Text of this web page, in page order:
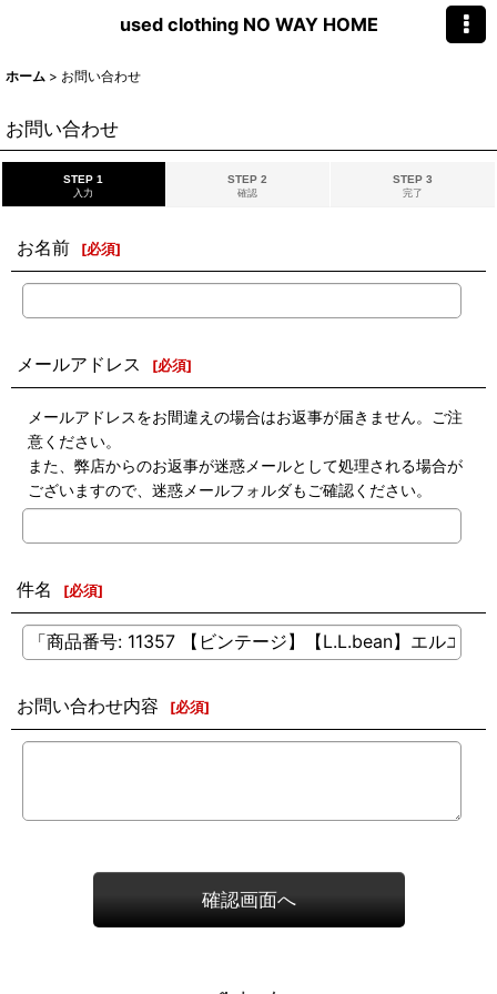
used clothing NO WAY HOME
ホーム > お問い合わせ
お問い合わせ
STEP 1
入力
STEP 2
確認
STEP 3
完了
お名前 [必須]
メールアドレス [必須]
メールアドレスをお間違えの場合はお返事が届きません。ご注
意ください。
また、弊店からのお返事が迷惑メールとして処理される場合が
ございますので、迷惑メールフォルダもご確認ください。
件名 [必須]
お問い合わせ内容 [必須]
確認画面へ